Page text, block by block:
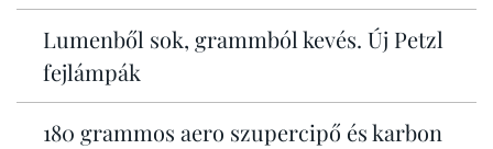
Lumenből sok, grammból kevés. Új Petzl
fejlámpák
180 grammos aero szupercipő és karbon